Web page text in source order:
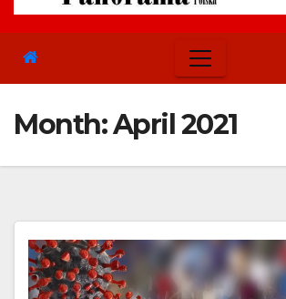
Month:April 2021